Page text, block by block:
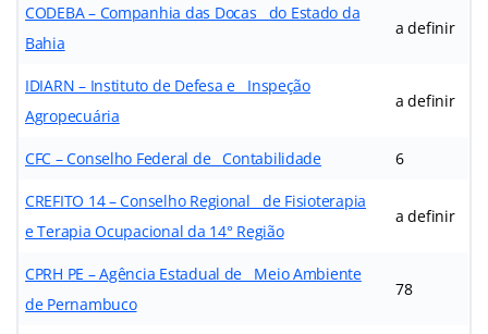
CODEBA – Companhia das Docas do Estado da
Bahia
a definir
IDIARN – Instituto de Defesa e Inspeção
Agropecuária
a definir
CFC – Conselho Federal de Contabilidade 6
CREFITO 14 – Conselho Regional de Fisioterapia
e Terapia Ocupacional da 14° Região
a definir
CPRH PE – Agência Estadual de Meio Ambiente
de Pernambuco
78